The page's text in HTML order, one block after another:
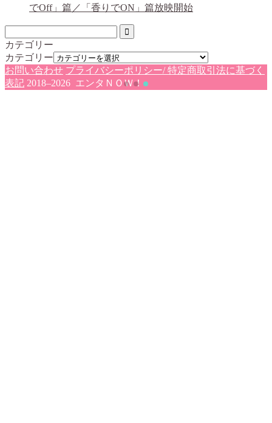
でOff」篇／「香りでON」篇放映開始
カテゴリー
カテゴリー
お問い合わせ プライバシーポリシー/ 特定商取引法に基づく
表記 2018–2026 エンタＮＯＷ！